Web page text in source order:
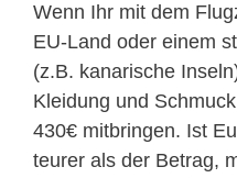
Wenn Ihr mit dem
EU-Land oder einem
(z.B. kanarische
Kleidung und
430€ mitbringen. Ist
teurer als der Betrag,